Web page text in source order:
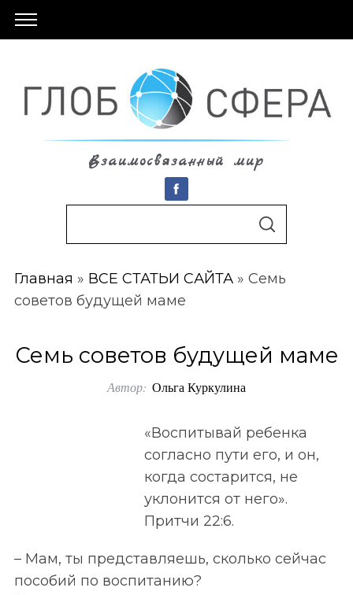
Взаимосвязанный мир
r
c
S
C
H
Главная » ВСЕ СТАТЬИ САЙТА» Семь
советов будущей маме
Семь советов будущей маме
Автор: Ольга Куркулина
«Воспитывай ребенка
согласно пути его, и он,
когда состарится, не
уклонится от него».
Притчи 22:6.
– Мам, ты представляешь, сколько сейчас
пособий по воспитанию?